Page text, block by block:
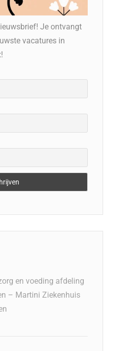
Je ontvangt
vacatures in
en voeding afdeling
– Martini Ziekenhuis